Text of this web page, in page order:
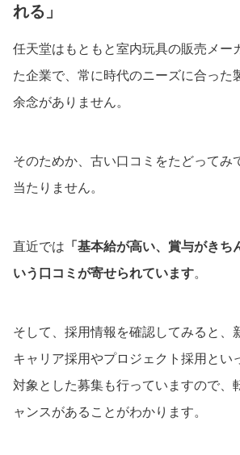
れる」
任天堂はもともと室内玩具の販売メー
た企業で、常に時代のニーズに合った
余念がありません。
そのためか、古い口コミをたどってみ
当たりません。
直近では 「基本給が高い、賞与がきち
いう口コミが寄せられています。
そして、採用情報を確認してみると、
キャリア採用やプロジェクト採用とい
対象とした募集も行っていますので、
ャンスがあることがわかります。